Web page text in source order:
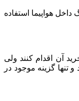
هواپیما استفاده
آن اقدام کنند ولی
تنها گزینه موجود در